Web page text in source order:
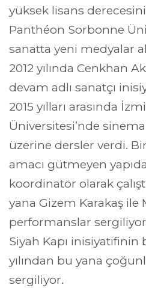
yüksek lisans
Panthéon Sorbonne
sanatta yeni medyalar
2012 yılında Cenkhan
devam adlı sanatçı
2015 yılları arasında
Üniversitesi’nde
üzerine dersler verdi.
amacı gütmeyen
koordinatör olarak
yana Gizem Karakaş ile
performanslar
Siyah Kapı inisiyatifinin
yılından bu yana
sergiliyor.